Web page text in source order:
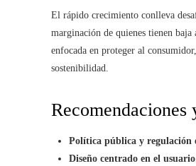
El rápido crecimiento conlleva
marginación de quienes tienen
enfocada en proteger al
sostenibilidad.
Política pública y regulación
Diseño centrado en el